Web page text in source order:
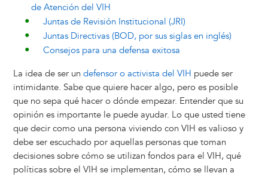
de Atención del VIH
Juntas de Revisión Institucional (JRI)
Juntas Directivas (BOD, por sus siglas en inglés)
Consejos para una defensa exitosa
La idea de ser un defensor o activista del VIH puede ser
intimidante. Sabe que quiere hacer algo, pero es posible
que no sepa qué hacer o dónde empezar. Entender que su
opinión es importante le puede ayudar. Lo que usted tiene
que decir como una persona viviendo con VIH es valioso y
debe ser escuchado por aquellas personas que toman
decisiones sobre cómo se utilizan fondos para el VIH, qué
políticas sobre el VIH se implementan, cómo se llevan a